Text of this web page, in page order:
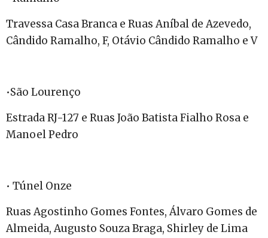
Travessa Casa Branca e Ruas Aníbal de Azevedo,
Cândido Ramalho, F, Otávio Cândido Ramalho e V
•São Lourenço
Estrada RJ-127 e Ruas João Batista Fialho Rosa e
Manoel Pedro
• Túnel Onze
Ruas Agostinho Gomes Fontes, Álvaro Gomes de
Almeida, Augusto Souza Braga, Shirley de Lima